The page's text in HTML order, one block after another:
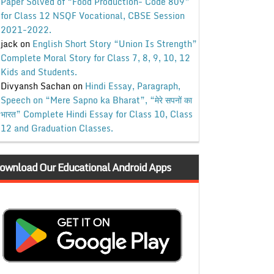
for Class 12 NSQF Vocational, CBSE Session
2021-2022.
jackon English Short Story “Union Is Strength”
Complete Moral Story for Class 7, 8, 9, 10, 12
Kids and Students.
Divyansh Sachanon Hindi Essay, Paragraph,
Speech on “Mere Sapno ka Bharat”, “मेरे सपनों का
भारत” Complete Hindi Essay for Class 10, Class
12 and Graduation Classes.
Our Educational Android Apps